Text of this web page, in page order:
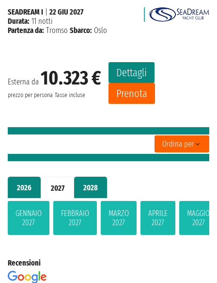
2026 2027 2028
GENNAIO
2027
FEBBRAIO
2027
MARZO
2027
APRILE
2027
MAGGIO
2027
Esterna da 10.323 €
prezzo per persona Tasse incluse
Dettagli
Prenota
SEADREAM I
22 GIU 2027
Durata: 11 notti
Partenza da: Tromso Sbarco: Oslo
Ordina per
Recensioni